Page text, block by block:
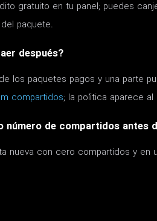
gratuito en tu panel; puedes
paquete.
después?
los paquetes pagos y una parte
compartidos; la política aparece
número de compartidos antes
nueva con cero compartidos y